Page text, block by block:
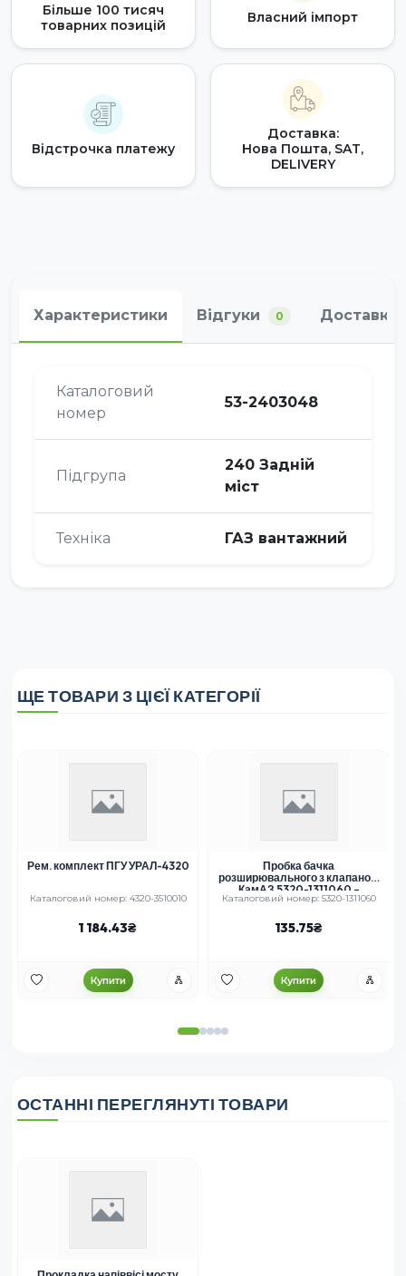
Більше 100 тисяч
товарних позицій
Власний імпорт
Відстрочка платежу
Доставка:
Нова Пошта, SAT,
DELIVERY
Характеристики Відгуки 0 Доставка
Каталоговий
номер
53-2403048
Підгрупа
240 Задній
міст
Техніка ГАЗ вантажний
ЩЕ ТОВАРИ З ЦІЄЇ КАТЕГОРІЇ
Рем. комплект ПГУ УРАЛ-4320
Каталоговий номер: 4320-3510010
1 184.43
Купити
Пробка бачка
розширювального з клапаном
КамАЗ 5320-1311060 –
система охолодження
Каталоговий номер: 5320-1311060
135.75
Купити
ОСТАННІ ПЕРЕГЛЯНУТІ ТОВАРИ